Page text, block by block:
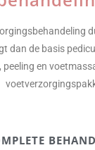
behandeling
dan de basis
peeling en